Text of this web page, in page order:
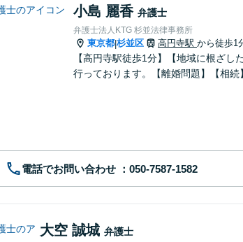
小島 麗香 弁護士
弁護士法人KTG 杉並法律事務所
東京都|杉並区 高円寺駅 から徒歩1
【高円寺駅徒歩1分】【地域に根ざ
行っております。【離婚問題】【相
電話でお問い合わせ
大空 誠城 弁護士